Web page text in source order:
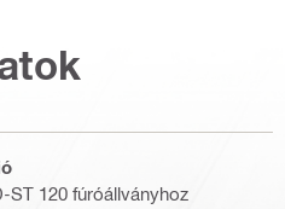
ST 120 fúróállványhoz